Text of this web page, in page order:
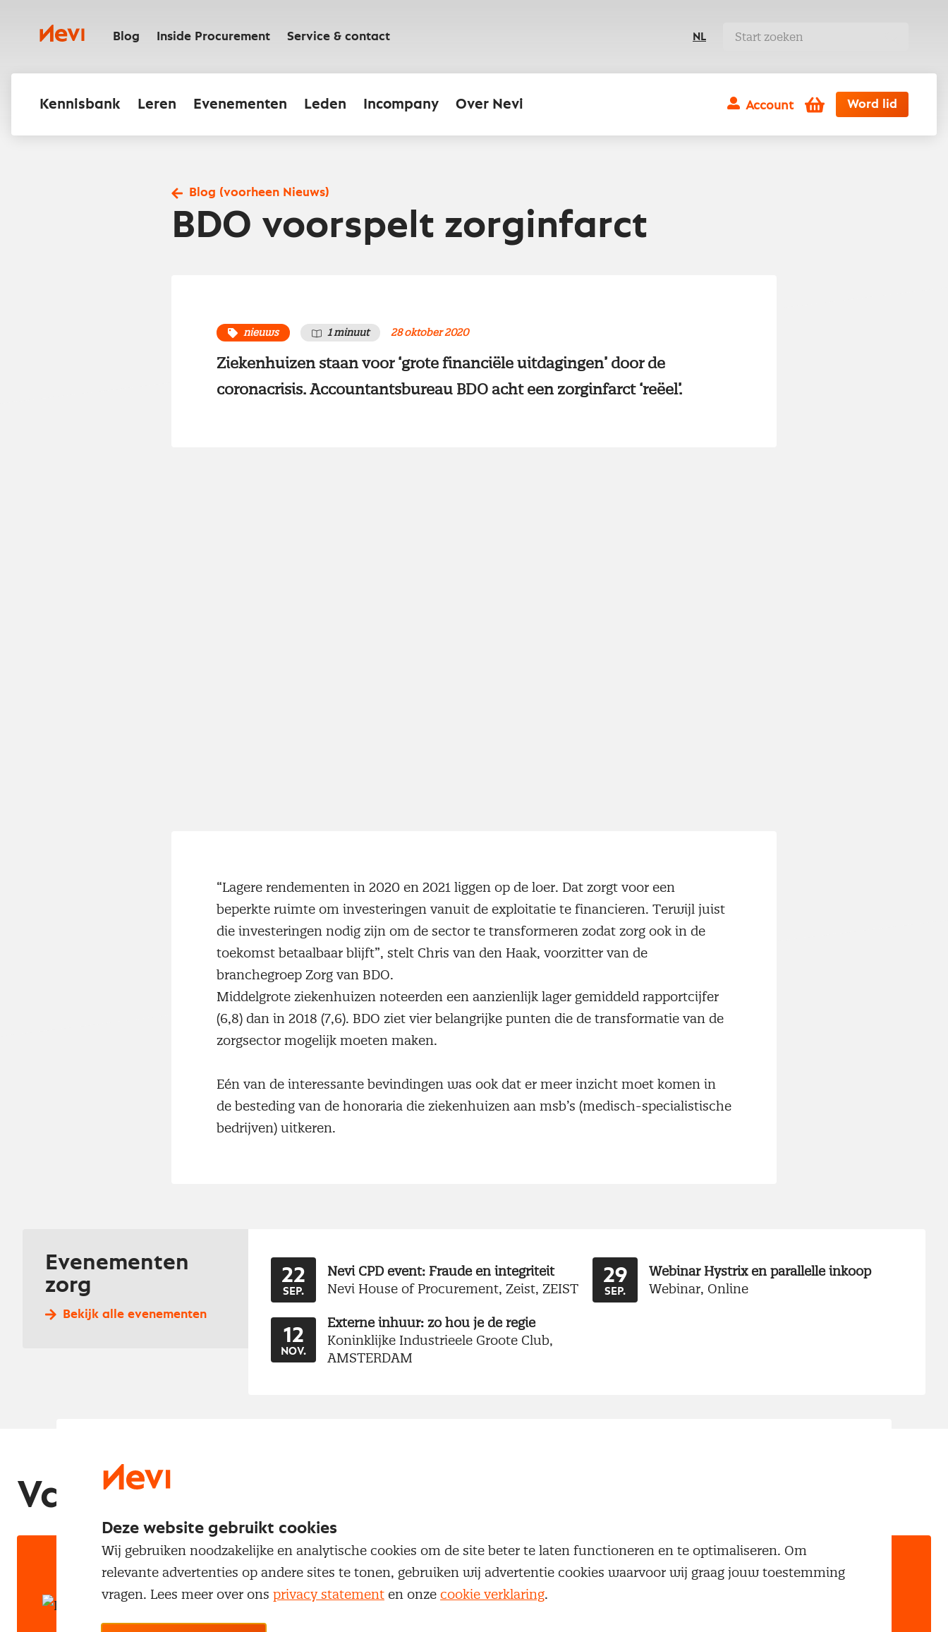
inhoudNevi Blog Inside Procurement Service & contact NL
Kennisbank Leren Evenementen Leden Incompany Over Nevi Account Winkelwagen
Word lid
Blog (voorheen Nieuws)
BDO voorspelt zorginfarct
nieuws 1 minuut 28 oktober 2020
Ziekenhuizen staan voor ‘grote financiële uitdagingen’ door de
coronacrisis. Accountantsbureau BDO acht een zorginfarct ‘reëel’.
“Lagere rendementen in 2020 en 2021 liggen op de loer. Dat zorgt voor een
beperkte ruimte om investeringen vanuit de exploitatie te financieren. Terwijl juist
die investeringen nodig zijn om de sector te transformeren zodat zorg ook in de
toekomst betaalbaar blijft”, stelt Chris van den Haak, voorzitter van de
branchegroep Zorg van BDO.
Middelgrote ziekenhuizen noteerden een aanzienlijk lager gemiddeld rapportcijfer
(6,8) dan in 2018 (7,6). BDO ziet vier belangrijke punten die de transformatie van de
zorgsector mogelijk moeten maken.
Eén van de interessante bevindingen was ook dat er meer inzicht moet komen in
de besteding van de honoraria die ziekenhuizen aan msb’s (medisch-specialistische
bedrijven) uitkeren.
Evenementen
zorg
Bekijk alle evenementen
22
SEP.
Nevi CPD event: Fraude en integriteit
Nevi House of Procurement, Zeist, ZEIST
29
SEP.
Webinar Hystrix en parallelle inkoop
Webinar, Online
12
NOV.
Externe inhuur: zo hou je de regie
Koninklijke Industrieele Groote Club,
AMSTERDAM
Vakblad Deal!
Deze website gebruikt cookies
Wij gebruiken noodzakelijke en analytische cookies om de site beter te laten functioneren en te optimaliseren. Om
relevante advertenties op andere sites te tonen, gebruiken wij advertentie cookies waarvoor wij graag jouw toestemming
vragen. Lees meer over ons privacy statement en onze cookie verklaring.